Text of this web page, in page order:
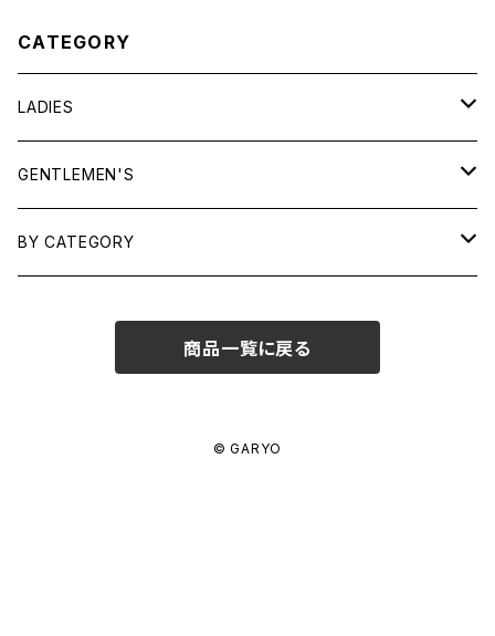
CATEGORY
LADIES
TOPS
SHIRTS
OUTERWEAR
GENTLEMEN'S
TOPS
BY CATEGORY
商品一覧に戻る
© GARYO